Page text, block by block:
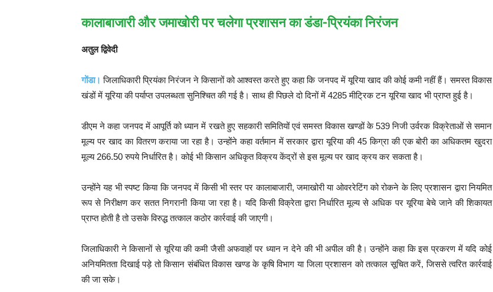
कालाबाजारी और जमाखोरी पर चलेगा प्रशासन का डंडा-प्रियंका निरंजन
अतुल द्विवेदी
गोंडा। जिलाधिकारी प्रियंका निरंजन ने किसानों को आश्वस्त करते हुए कहा कि जनपद में यूरिया खाद की कोई कमी नहीं हैं। समस्त विकास
खंडों में यूरिया की पर्याप्त उपलब्धता सुनिश्चित की गई है। साथ ही पिछले दो दिनों में 4285 मीट्रिक टन यूरिया खाद भी प्राप्त हुई है।
डीएम ने कहा जनपद में आपूर्ति को ध्यान में रखते हुए सहकारी समितियों एवं समस्त विकास खण्डों के 539 निजी उर्वरक विक्रेताओं से समान
मूल्य पर खाद का वितरण कराया जा रहा है। उन्होंने कहा वर्तमान में सरकार द्वारा यूरिया की 45 किग्रा की एक बोरी का अधिकतम खुदरा
मूल्य 266.50 रुपये निर्धारित है। कोई भी किसान अधिकृत विक्रय केंद्रों से इस मूल्य पर खाद क्रय कर सकता है।
उन्होंने यह भी स्पष्ट किया कि जनपद में किसी भी स्तर पर कालाबाजारी, जमाखोरी या ओवररेटिंग को रोकने के लिए प्रशासन द्वारा नियमित
रूप से निरीक्षण कर सतत निगरानी किया जा रहा है। यदि किसी विक्रेता द्वारा निर्धारित मूल्य से अधिक पर यूरिया बेचे जाने की शिकायत
प्राप्त होती है तो उसके विरुद्ध तत्काल कठोर कार्रवाई की जाएगी।
जिलाधिकारी ने किसानों से यूरिया की कमी जैसी अफवाहों पर ध्यान न देने की भी अपील की है। उन्होंने कहा कि इस प्रकरण में यदि कोई
अनियमितता दिखाई पड़े तो किसान संबंधित विकास खण्ड के कृषि विभाग या जिला प्रशासन को तत्काल सूचित करें, जिससे त्वरित कार्रवाई
की जा सके।